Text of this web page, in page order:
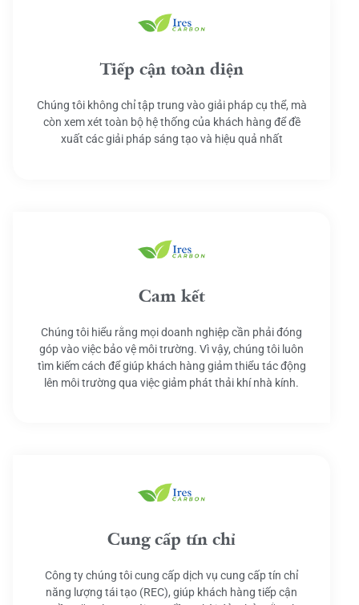
Tiếp cận toàn diện
Chúng tôi không chỉ tập trung vào giải pháp cụ thể, mà
còn xem xét toàn bộ hệ thống của khách hàng để đề
xuất các giải pháp sáng tạo và hiệu quả nhất
Cam kết
Chúng tôi hiểu rằng mọi doanh nghiệp cần phải đóng
góp vào việc bảo vệ môi trường. Vì vậy, chúng tôi luôn
tìm kiếm cách để giúp khách hàng giảm thiểu tác động
lên môi trường qua việc giảm phát thải khí nhà kính.
Cung cấp tín chỉ
Công ty chúng tôi cung cấp dịch vụ cung cấp tín chỉ
năng lượng tái tạo (REC), giúp khách hàng tiếp cận